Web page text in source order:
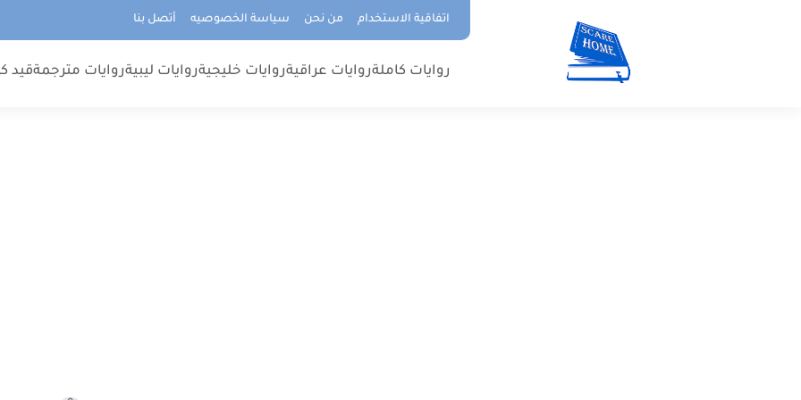
اتفاقية الاستخدام من نحن سياسة الخصوصيه أتصل بنا
روايات كاملةروايات عراقيةروايات خليجيةروايات ليبيةروايات مترجمةقيد